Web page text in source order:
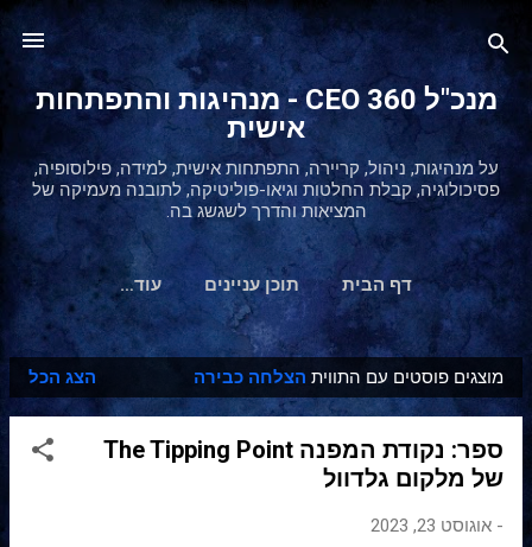
דילוג לתוכן הראשי
מנכ"ל 360 CEO - מנהיגות והתפתחות
אישית
על מנהיגות, ניהול, קריירה, התפתחות אישית, למידה, פילוסופיה,
פסיכולוגיה, קבלת החלטות וגיאו-פוליטיקה, לתובנה מעמיקה של
המציאות והדרך לשגשג בה.
דף הבית תוכן עניינים ‏עוד…
ר
ש
מוצגים פוסטים עם התווית הצלחה כבירה הצג הכל
ספר: נקודת המפנה The Tipping Point
של מלקום גלדוול
- אוגוסט 23, 2023